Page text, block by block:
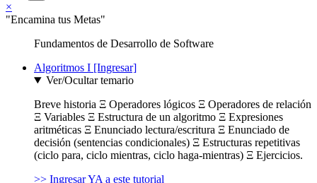
×
"Encamina tus Metas"
Fundamentos de Desarrollo de Software
Algoritmos I [Ingresar]
Ver/Ocultar temario
Breve historia Ξ Operadores lógicos Ξ Operadores de relación
Ξ Variables Ξ Estructura de un algoritmo Ξ Expresiones
aritméticas Ξ Enunciado lectura/escritura Ξ Enunciado de
decisión (sentencias condicionales) Ξ Estructuras repetitivas
(ciclo para, ciclo mientras, ciclo haga-mientras) Ξ Ejercicios.
>> Ingresar YA a este tutorial